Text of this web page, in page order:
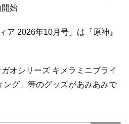
開始
ア 2026年10月号」は『原神』
オシリーズ キメラミニブライ
ング」等のグッズがあみあみで